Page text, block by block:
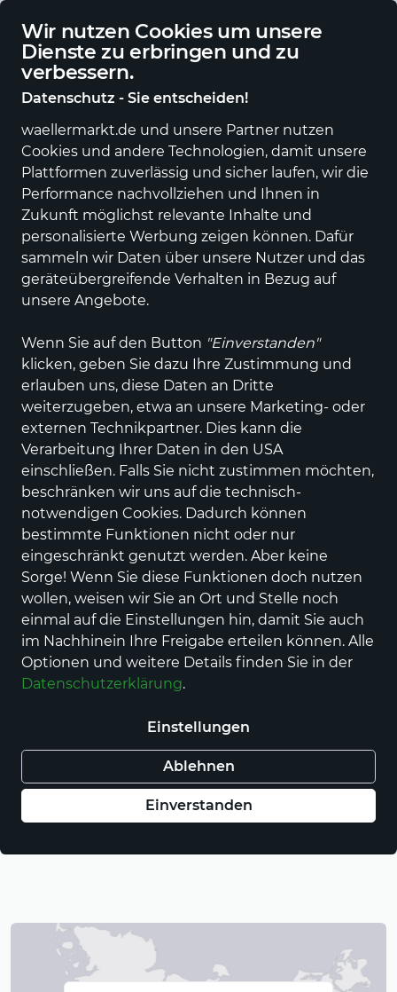
Wir nutzen Cookies um unsere
Dienste zu erbringen und zu
verbessern.
Datenschutz - Sie entscheiden!
waellermarkt.de und unsere Partner nutzen
Cookies und andere Technologien, damit unsere
Plattformen zuverlässig und sicher laufen, wir die
Performance nachvollziehen und Ihnen in
Zukunft möglichst relevante Inhalte und
personalisierte Werbung zeigen können. Dafür
sammeln wir Daten über unsere Nutzer und das
geräteübergreifende Verhalten in Bezug auf
unsere Angebote.
Wenn Sie auf den Button "Einverstanden"
klicken, geben Sie dazu Ihre Zustimmung und
erlauben uns, diese Daten an Dritte
weiterzugeben, etwa an unsere Marketing- oder
externen Technikpartner. Dies kann die
Verarbeitung Ihrer Daten in den USA
einschließen. Falls Sie nicht zustimmen möchten,
beschränken wir uns auf die technisch-
notwendigen Cookies. Dadurch können
bestimmte Funktionen nicht oder nur
eingeschränkt genutzt werden. Aber keine
Sorge! Wenn Sie diese Funktionen doch nutzen
wollen, weisen wir Sie an Ort und Stelle noch
einmal auf die Einstellungen hin, damit Sie auch
im Nachhinein Ihre Freigabe erteilen können. Alle
Optionen und weitere Details finden Sie in der
Datenschutzerklärung.
Einstellungen
Ablehnen
Einverstanden
Alle Kategorien Neuheiten Angebote Sportartikel
Fleischerei & Metzgerei, Regionale Produkte
Schlemmerpoint Schell
in Daaden
Herzlich Willkommen auf den Seiten der Firma
Gastro-Party-Cateringservice Schell. Anfang der 80er
Imbissbetriebes den Grundstein für den jetzigen
Gastro-Party und Cateringserivce, der auf vielen
Veranstaltungen und Feierlichkeiten nicht mehr
wegzudenken ist. 40 Jahre Erfahrung mit
gelungenen privaten Feiern und
Gefühl geben. Mit Professionalität und Liebe im
Desweiteren kommen Sie doch zu uns in unsere
Räumlichkeiten und überzeugen Sie sich von
unserer Frische und Qualität der zubereiteten